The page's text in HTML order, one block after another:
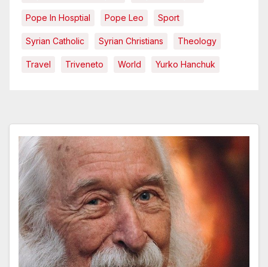
Pope In Hosptial Pope Leo Sport
Syrian Catholic Syrian Christians Theology
Travel Triveneto World Yurko Hanchuk